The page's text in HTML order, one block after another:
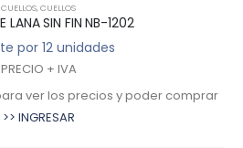
CUELLOS,CUELLOS
LANA SIN FIN NB-1202
por 12 unidades
PRECIO + IVA
ver los precios y poder comprar
>> INGRESAR